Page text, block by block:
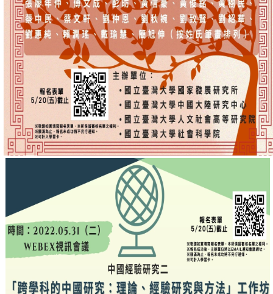
期
刊
口
試
專
區
所
學
會